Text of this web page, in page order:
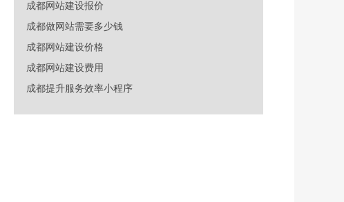
成都网站建设报价
成都做网站需要多少钱
成都网站建设价格
成都网站建设费用
成都提升服务效率小程序